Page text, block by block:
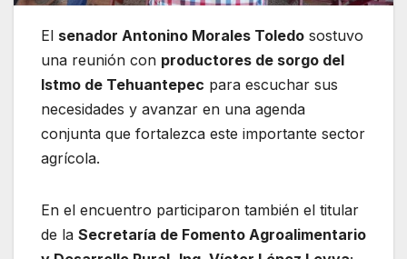
El senador Antonino Morales Toledo sostuvo
una reunión con productores de sorgo del
Istmo de Tehuantepec para escuchar sus
necesidades y avanzar en una agenda
conjunta que fortalezca este importante sector
agrícola.
En el encuentro participaron también el titular
de la Secretaría de Fomento Agroalimentario